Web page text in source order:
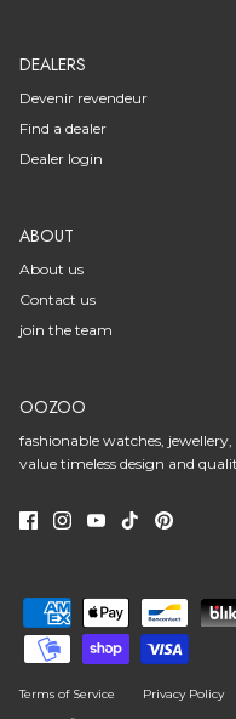
DEALERS
Devenir revendeur
Find a dealer
Dealer login
ABOUT
About us
Contact us
join the team
OOZOO
fashionable watches,
value timeless design and
Terms of Service Privacy Policy